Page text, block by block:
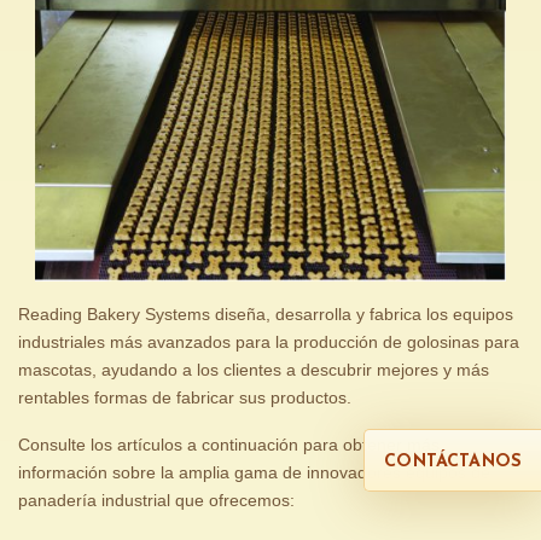
Reading Bakery Systems diseña, desarrolla y fabrica los equipos
industriales más avanzados para la producción de golosinas para
mascotas, ayudando a los clientes a descubrir mejores y más
rentables formas de fabricar sus productos.
Consulte los artículos a continuación para obtener más
información sobre la amplia gama de innovadores equipos de
panadería industrial que ofrecemos:
CONTÁCTANOS